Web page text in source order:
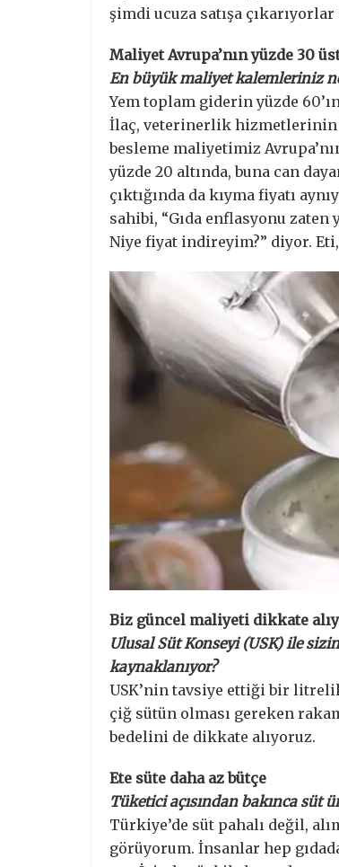
şimdi ucuza satışa
Maliyet Avrupa’nın yüzde 30
En büyük maliyet kalemleriniz
Yem toplam giderin yüzde
İlaç, veterinerlik hizmetlerinin
besleme maliyetimiz
yüzde 20 altında, buna can
çıktığında da kıyma fiyatı
sahibi, “Gıda enflasyonu
Niye fiyat indireyim?” diyor.
Biz güncel maliyeti dikkate
Ulusal Süt Konseyi (USK) ile
kaynaklanıyor?
USK’nin tavsiye ettiği bir
çiğ sütün olması gereken
bedelini de dikkate alıyoruz.
Ete süte daha az bütçe
Tüketici açısından bakınca süt
Türkiye’de süt pahalı değil,
görüyorum. İnsanlar hep